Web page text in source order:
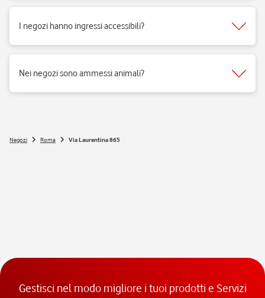
I negozi hanno ingressi accessibili?
Nei negozi sono ammessi animali?
Negozi Roma Via Laurentina 865
Gestisci nel modo migliore i tuoi prodotti e Servizi